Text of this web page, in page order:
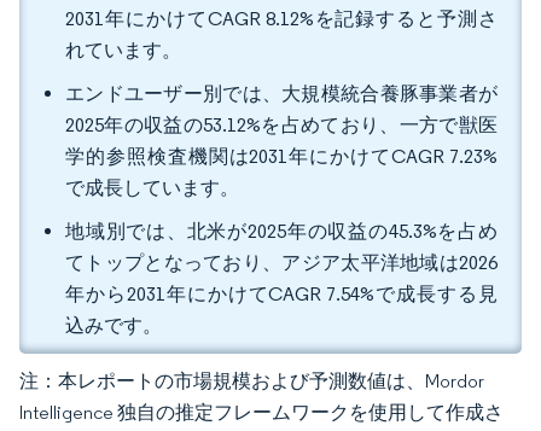
2031年にかけてCAGR 8.12%を記録すると予測さ
れています。
エンドユーザー別では、大規模統合養豚事業者が
2025年の収益の53.12%を占めており、一方で獣医
学的参照検査機関は2031年にかけてCAGR 7.23%
で成長しています。
地域別では、北米が2025年の収益の45.3%を占め
てトップとなっており、アジア太平洋地域は2026
年から2031年にかけてCAGR 7.54%で成長する見
込みです。
注：本レポートの市場規模および予測数値は、Mordor
Intelligence 独自の推定フレームワークを使用して作成さ